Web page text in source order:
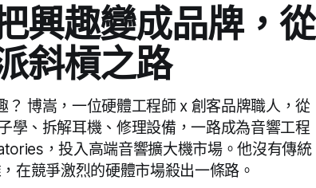
興趣變成品牌，從
斜槓之路
博嵩，一位硬體工程師 x 創客品牌職人，從
學、拆解耳機、修理設備，一路成為音響工程
，投入高端音響擴大機市場。他沒有傳統
在競爭激烈的硬體市場殺出一條路。